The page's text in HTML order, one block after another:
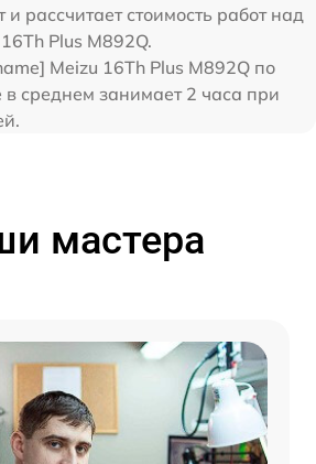
и рассчитает стоимость работ над
Plus M892Q.
Meizu 16Th Plus M892Q по
в среднем занимает 2 часа при
мастера